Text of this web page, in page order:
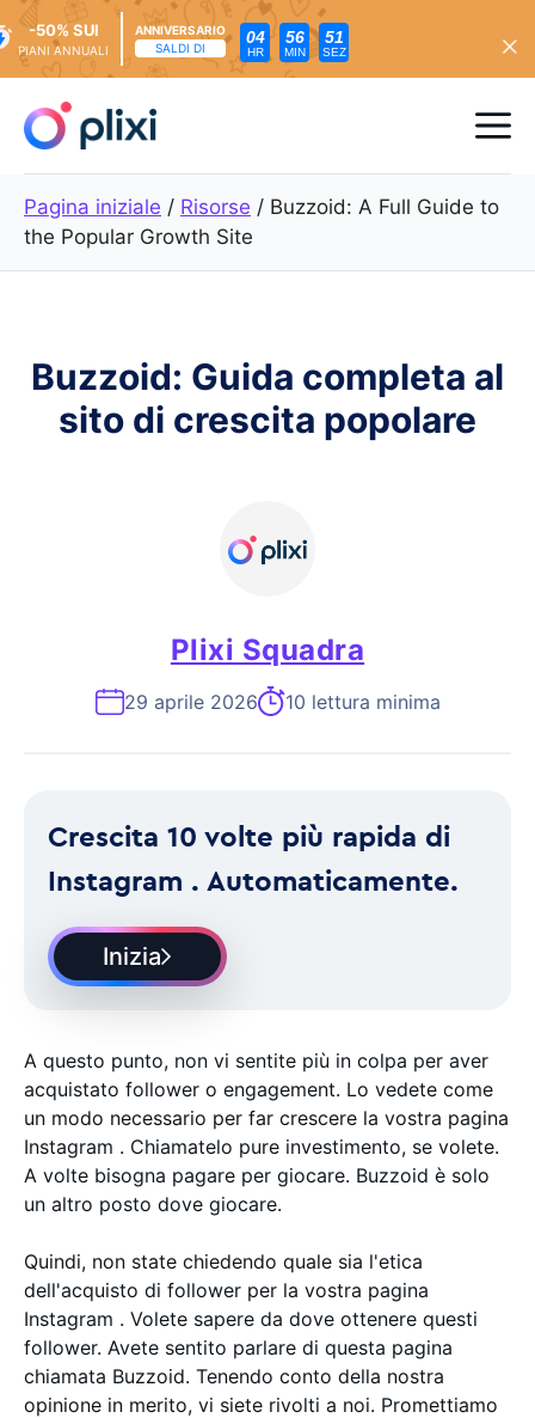
contenuto
-50% SUI
PIANI ANNUALI
ANNIVERSARIO
SALDI DI
04
HR
56
MIN
50
SEZ
Pagina iniziale / Risorse / Buzzoid: A Full Guide to
the Popular Growth Site
Buzzoid: Guida completa al
sito di crescita popolare
Plixi Squadra
29 aprile 2026 10 lettura minima
Crescita 10 volte più rapida di
Instagram . Automaticamente.
Inizia
A questo punto, non vi sentite più in colpa per aver
acquistato follower o engagement. Lo vedete come
un modo necessario per far crescere la vostra pagina
Instagram . Chiamatelo pure investimento, se volete.
A volte bisogna pagare per giocare. Buzzoid è solo
un altro posto dove giocare.
Quindi, non state chiedendo quale sia l'etica
dell'acquisto di follower per la vostra pagina
Instagram . Volete sapere da dove ottenere questi
follower. Avete sentito parlare di questa pagina
chiamata Buzzoid. Tenendo conto della nostra
opinione in merito, vi siete rivolti a noi. Promettiamo